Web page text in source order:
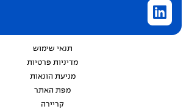
תנאי שימוש
מדיניות פרטיות
מניעת הונאות
מפת האתר
קריירה